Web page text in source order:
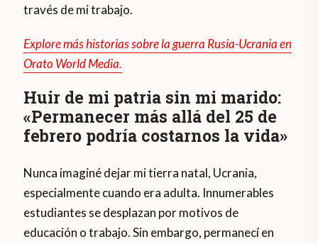
través de mi trabajo.
Explore más historias sobre la guerra Rusia-Ucrania en
Orato World Media.
Huir de mi patria sin mi marido:
«Permanecer más allá del 25 de
febrero podría costarnos la vida»
Nunca imaginé dejar mi tierra natal, Ucrania,
especialmente cuando era adulta. Innumerables
estudiantes se desplazan por motivos de
educación o trabajo. Sin embargo, permanecí en